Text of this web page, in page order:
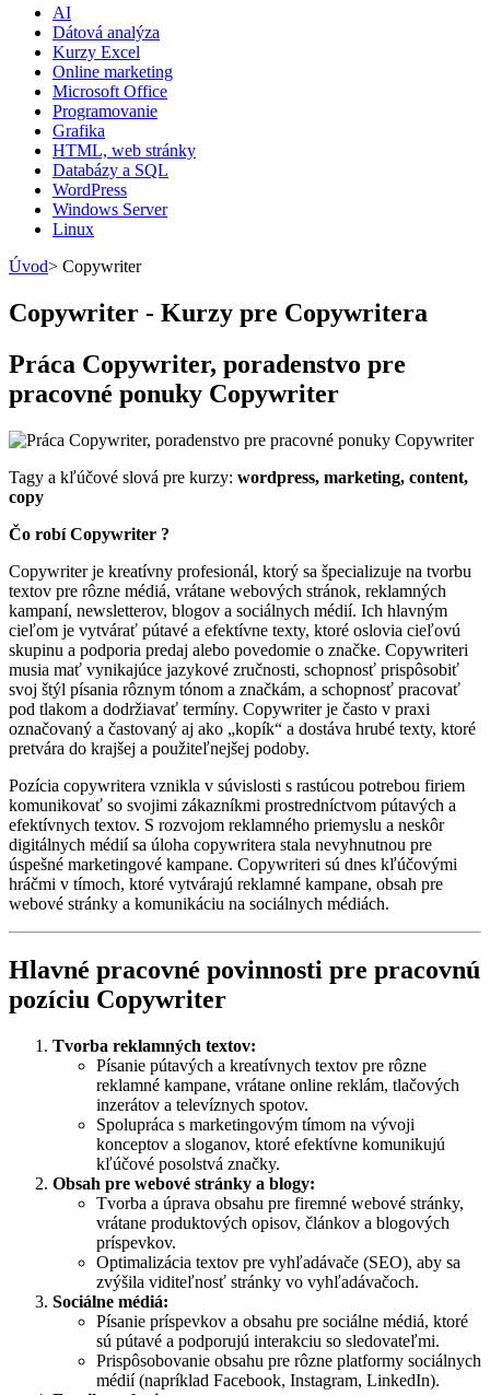
AI
Dátová analýza
Kurzy Excel
Online marketing
Microsoft Office
Programovanie
Grafika
HTML, web stránky
Databázy a SQL
WordPress
Windows Server
Linux
Úvod> Copywriter
Copywriter - Kurzy pre Copywritera
Práca Copywriter, poradenstvo pre
pracovné ponuky Copywriter
Tagy a kľúčové slová pre kurzy: wordpress, marketing, content,
copy
Čo robí Copywriter ?
Copywriter je kreatívny profesionál, ktorý sa špecializuje na tvorbu
textov pre rôzne médiá, vrátane webových stránok, reklamných
kampaní, newsletterov, blogov a sociálnych médií. Ich hlavným
cieľom je vytvárať pútavé a efektívne texty, ktoré oslovia cieľovú
skupinu a podporia predaj alebo povedomie o značke. Copywriteri
musia mať vynikajúce jazykové zručnosti, schopnosť prispôsobiť
svoj štýl písania rôznym tónom a značkám, a schopnosť pracovať
pod tlakom a dodržiavať termíny. Copywriter je často v praxi
označovaný a častovaný aj ako „kopík“ a dostáva hrubé texty, ktoré
pretvára do krajšej a použiteľnejšej podoby.
Pozícia copywritera vznikla v súvislosti s rastúcou potrebou firiem
komunikovať so svojimi zákazníkmi prostredníctvom pútavých a
efektívnych textov. S rozvojom reklamného priemyslu a neskôr
digitálnych médií sa úloha copywritera stala nevyhnutnou pre
úspešné marketingové kampane. Copywriteri sú dnes kľúčovými
hráčmi v tímoch, ktoré vytvárajú reklamné kampane, obsah pre
webové stránky a komunikáciu na sociálnych médiách.
Hlavné pracovné povinnosti pre pracovnú
pozíciu Copywriter
Tvorba reklamných textov:
Písanie pútavých a kreatívnych textov pre rôzne
reklamné kampane, vrátane online reklám, tlačových
inzerátov a televíznych spotov.
Spolupráca s marketingovým tímom na vývoji
konceptov a sloganov, ktoré efektívne komunikujú
kľúčové posolstvá značky.
Obsah pre webové stránky a blogy:
Tvorba a úprava obsahu pre firemné webové stránky,
vrátane produktových opisov, článkov a blogových
príspevkov.
Optimalizácia textov pre vyhľadávače (SEO), aby sa
zvýšila viditeľnosť stránky vo vyhľadávačoch.
Sociálne médiá:
Písanie príspevkov a obsahu pre sociálne médiá, ktoré
sú pútavé a podporujú interakciu so sledovateľmi.
Prispôsobovanie obsahu pre rôzne platformy sociálnych
médií (napríklad Facebook, Instagram, LinkedIn).